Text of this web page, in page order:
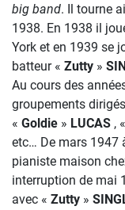
big band. Il tourne
1938. En 1938 il
York et en 1939 se
batteur « Zutty »
Au cours des
groupements
« Goldie » LUCAS , «
etc… De mars 1947
pianiste maison
interruption de mai
avec « Zutty »